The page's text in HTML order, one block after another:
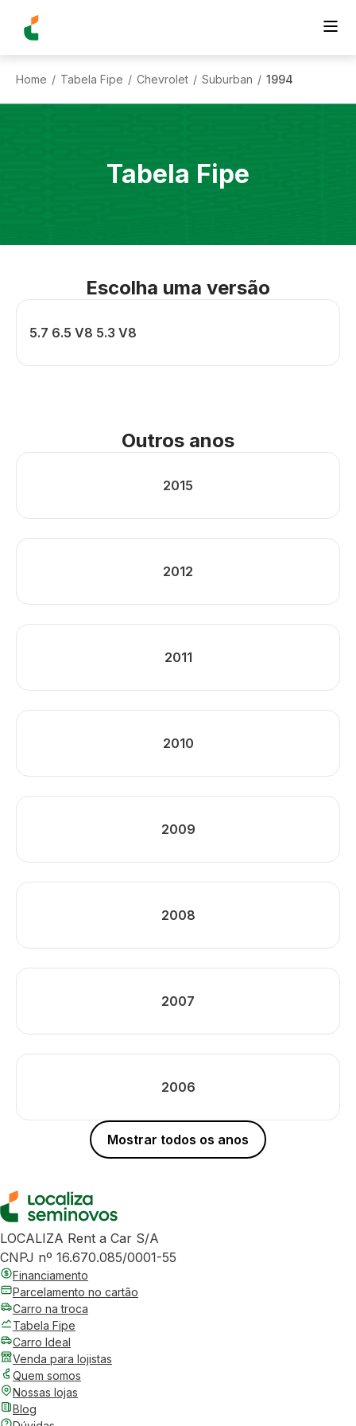
Home / Tabela Fipe / Chevrolet / Suburban / 1994
Tabela Fipe
Escolha uma versão
5.7 6.5 V8 5.3 V8
Outros anos
2015
2012
2011
2010
2009
2008
2007
2006
Mostrar todos os anos
LOCALIZA Rent a Car S/A
CNPJ nº 16.670.085/0001-55
Financiamento
Parcelamento no cartão
Carro na troca
Tabela Fipe
Carro Ideal
Venda para lojistas
Quem somos
Nossas lojas
Blog